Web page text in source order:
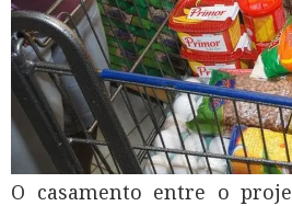
O casamento entre o